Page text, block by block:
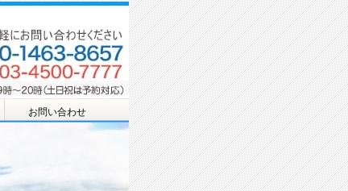
お問い合わせ